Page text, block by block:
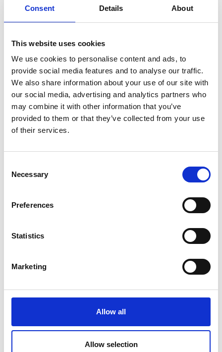
Consent Details About
This website uses cookies
We use cookies to personalise content and ads, to
provide social media features and to analyse our traffic.
We also share information about your use of our site with
our social media, advertising and analytics partners who
may combine it with other information that you’ve
provided to them or that they’ve collected from your use
of their services.
Selection
Necessary
Preferences
Statistics
Marketing
Allow all
Allow selection
Kuopiossa vieraili kymmenittäin kiinnostuneita
vierailijoita. Tällä hetkellä meillä on 7 Q-Robottia
laitteistoista. Tämä Q-Robotti ei ollut vain
ensimmäinen, joka asennettiin ulkomaille, mutta
myös ensimmäinen, joka ottaa näytteen
junavaunujen konteista. Tämä näytteenotin on
asennettu Tukholmaan yhdelle maailman
suurimmista voimalaitoksista.
vain ajan kysymys, milloin asennamme ensimmäisen
Q-Robotin kaivokselle tai sellutehtaalle.